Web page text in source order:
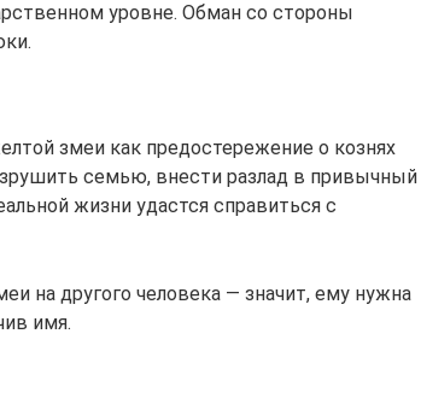
уровне. Обман со стороны
змеи как предостережение о кознях
семью, внести разлад в привычный
жизни удастся справиться с
на другого человека — значит, ему нужна
имя.